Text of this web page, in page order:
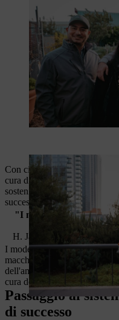
Con circa 400 dipendenti,
cura di numerose aree verdi
sostenibilità. Gli attrezzi
successo dell'azienda.
"I nostri attrezzi STIHL
prova della qualità
H. Jaclyn Ishimaru-
I moderni attrezzi a batteria
macchine e consentono un
dell'ambiente, perché
cura delle aree verdi, ma
Passaggio al
di successo